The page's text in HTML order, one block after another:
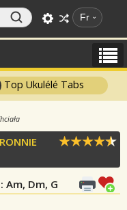
Fr
Top Ukulélé Tabs
RONNIE
: Am, Dm, G